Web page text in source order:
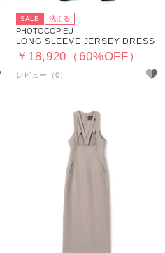
SALE 洗える
PHOTOCOPIEU
LONG SLEEVE JERSEY DRESS
￥18,920（60%OFF）